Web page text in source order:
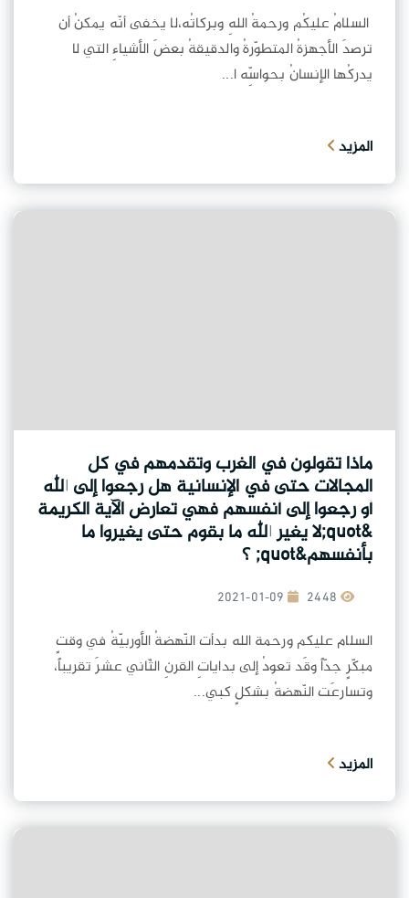
السلامُ عليكُم ورحمةُ اللهِ وبركاتُه،لا يخفى أنّه يمكنُ أن
ترصدَ الأجهزةُ المتطوّرةُ والدقيقةُ بعضَ الأشياءِ التي لا
يدركُها الإنسانُ بحواسِّه ا...
المزيد
ماذا تقولون في الغرب وتقدمهم في كل
المجالات حتى في الإنسانية هل رجعوا إلى الله
أو رجعوا إلى أنفسهم فهي تعارض الآية الكريمة
&quot;لا يغير الله ما بقوم حتى يغيروا ما
بأنفسهم&quot; ؟
2021-01-09
السلام عليكم ورحمة الله بدأت النّهضةُ الأوربيّةُ في وقتٍ
مبكّرٍ جدّاً وقَد تعودُ إلى بداياتِ القرنِ الثّاني عشرَ تقريباً،
وتسارعَت النّهضةُ بشكلٍ كبي...
المزيد